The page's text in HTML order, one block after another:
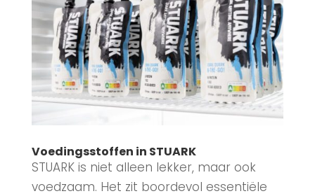
Voedingsstoffen in STUARK
STUARK is niet alleen lekker, maar ook
voedzaam. Het zit boordevol essentiële